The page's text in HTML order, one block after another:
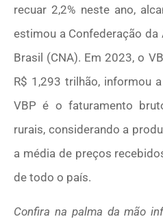
recuar 2,2% neste ano,
estimou a Confederação
Brasil (CNA). Em 2023, o
R$ 1,293 trilhão, informou
VBP é o faturamento
rurais, considerando a
a média de preços
de todo o país.
Confira na palma da mão